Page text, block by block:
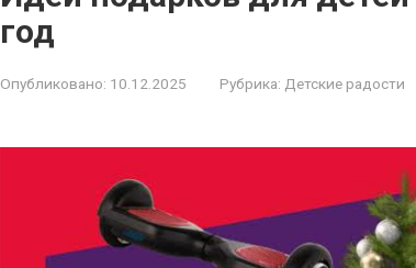
год
Опубликовано: 10.12.2025 Рубрика: Детские радости